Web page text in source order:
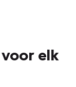
elk